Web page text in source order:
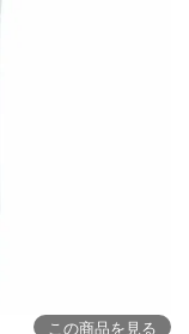
この商品を見る